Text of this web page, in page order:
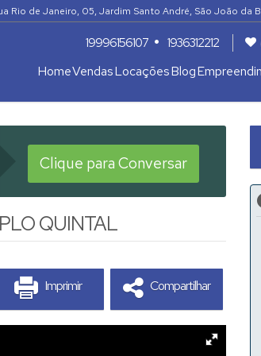
Rio de Janeiro, 05, Jardim Santo André, São João da
19996156107 1936312212
Blog
Locações
Vendas
Home
Clique para Conversar
QUINTAL
Imprimir Compartilhar